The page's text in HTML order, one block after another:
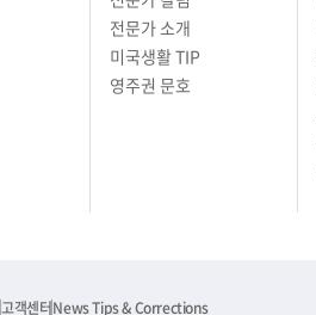
전문가 소개
미국생활 TIP
영주권 문호
고객센터News Tips & Corrections